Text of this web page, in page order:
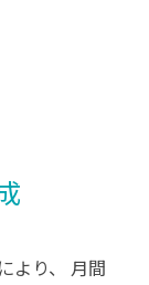
り、
月間